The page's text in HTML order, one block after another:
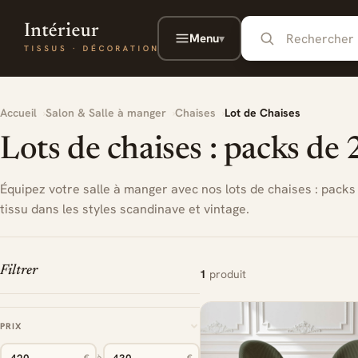
Menu▾
Accueil Salon & Salle à manger Chaises Lot de Chaises
Lots de chaises : packs de
Équipez votre salle à manger avec nos lots de chaises :
tissu dans les styles scandinave et vintage.
Filtrer
PRIX
1 produit